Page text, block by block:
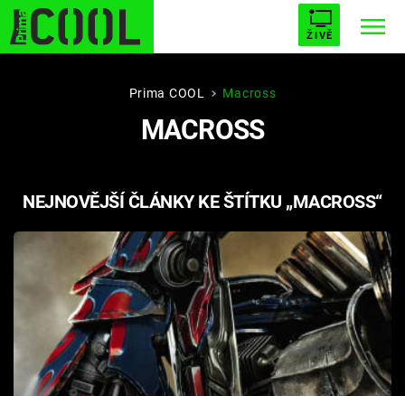
ŽIVĚ
STARHOUSE BUFFY, PŘEMOŽITELKA UPÍRŮ
PLNEJ KOTEL AVENGERS 5
Seriály
Hry
Prima COOL Macross
MACROSS
NEJNOVĚJŠÍ ČLÁNKY KE ŠTÍTKU „MACROSS“